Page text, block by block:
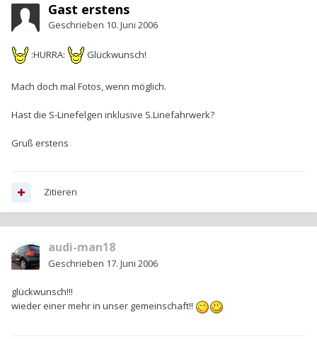
Gast erstens
Geschrieben 10. Juni 2006
:HURRA: Glückwunsch!
Mach doch mal Fotos, wenn möglich.
Hast die S-Linefelgen inklusive S.Linefahrwerk?
Gruß erstens
Zitieren
audi-man18
Geschrieben 17. Juni 2006
glückwunsch!!!
wieder einer mehr in unser gemeinschaft!!